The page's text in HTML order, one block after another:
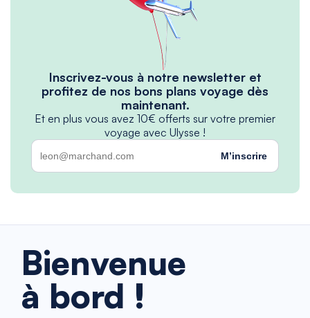
Inscrivez-vous à notre newsletter et
profitez de nos bons plans voyage dès
maintenant.
Et en plus vous avez 10€ offerts sur votre premier
voyage avec Ulysse !
M’inscrire
Bienvenue
à bord !